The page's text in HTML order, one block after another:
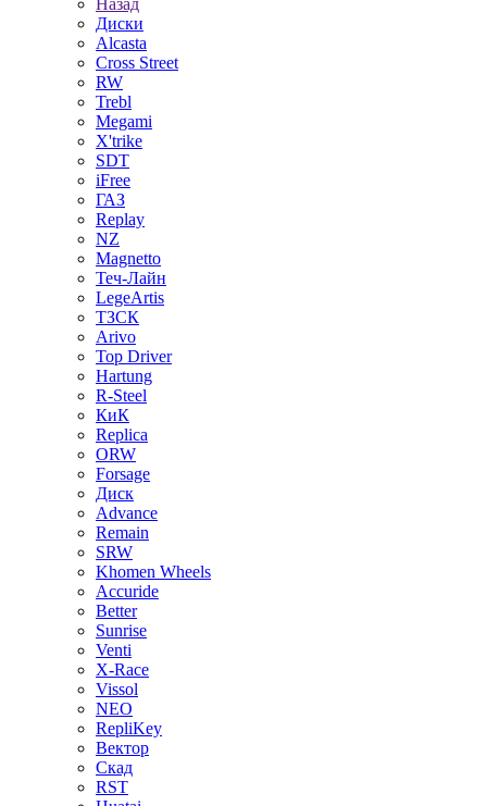
Назад
Диски
Alcasta
Cross Street
RW
Trebl
Megami
X'trike
SDT
iFree
ГАЗ
Replay
NZ
Magnetto
Теч-Лайн
LegeArtis
ТЗСК
Arivo
Top Driver
Hartung
R-Steel
КиК
Replica
ORW
Forsage
Диск
Advance
Remain
SRW
Khomen Wheels
Accuride
Better
Sunrise
Venti
X-Race
Vissol
NEO
RepliKey
Вектор
Скад
RST